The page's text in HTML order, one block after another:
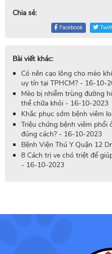
Chia sẻ:
Facebook
Bài viết khác:
Có nên cạo lông cho mèo
uy tín tại TPHCM? - 16-10-
Mèo bị nhiễm trùng đường
thể chữa khỏi - 16-10-2023
Khắc phục sớm bệnh viêm
Triệu chứng bệnh viêm phổi
đúng cách? - 16-10-2023
Bệnh Viện Thú Y Quận 12
8 Cách trị ve chó triệt để
- 16-10-2023